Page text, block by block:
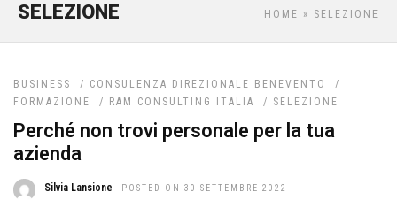
HOME » SELEZIONE
SELEZIONE
BUSINESS / CONSULENZA DIREZIONALE BENEVENTO
/
FORMAZIONE
/ RAM CONSULTING ITALIA / SELEZIONE
Perché non trovi personale per la tua
azienda
Silvia Lansione POSTED ON 30 SETTEMBRE 2022